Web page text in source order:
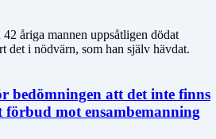
åriga mannen uppsåtligen dödat
det i nödvärn, som han själv hävdat.
bedömningen att det inte finns
mot ensambemanning